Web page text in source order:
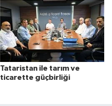
Tataristan ile tarım ve
ticarette güçbirliği